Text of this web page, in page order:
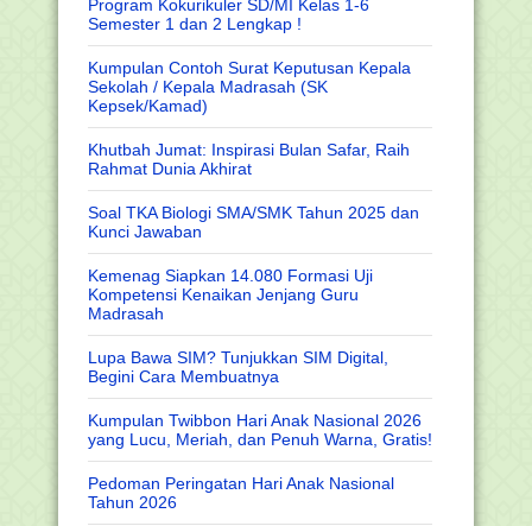
Program Kokurikuler SD/MI Kelas 1-6
Semester 1 dan 2 Lengkap !
Kumpulan Contoh Surat Keputusan Kepala
Sekolah / Kepala Madrasah (SK
Kepsek/Kamad)
Khutbah Jumat: Inspirasi Bulan Safar, Raih
Rahmat Dunia Akhirat
Soal TKA Biologi SMA/SMK Tahun 2025 dan
Kunci Jawaban
Kemenag Siapkan 14.080 Formasi Uji
Kompetensi Kenaikan Jenjang Guru
Madrasah
Lupa Bawa SIM? Tunjukkan SIM Digital,
Begini Cara Membuatnya
Kumpulan Twibbon Hari Anak Nasional 2026
yang Lucu, Meriah, dan Penuh Warna, Gratis!
Pedoman Peringatan Hari Anak Nasional
Tahun 2026